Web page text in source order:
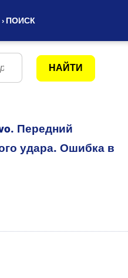
› ПОИСК
Передний
удара. Ошибка в